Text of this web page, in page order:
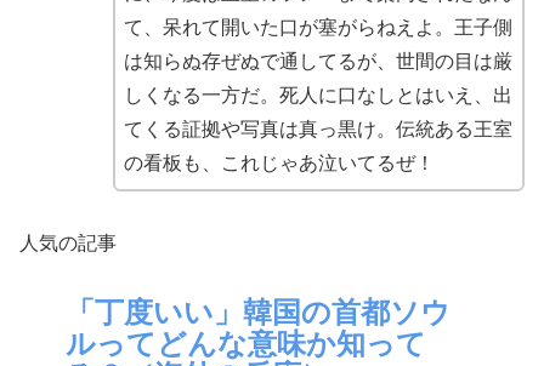
て、呆れて開いた口が塞がらねえよ。王子側
は知らぬ存ぜぬで通してるが、世間の目は厳
しくなる一方だ。死人に口なしとはいえ、出
てくる証拠や写真は真っ黒け。伝統ある王室
の看板も、これじゃあ泣いてるぜ！
人気の記事
「丁度いい」韓国の首都ソウ
ルってどんな意味か知って